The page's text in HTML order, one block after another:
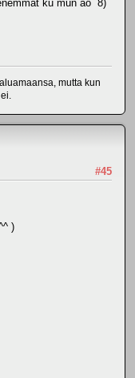
ku mun äö 8)
mutta kun
#45
)